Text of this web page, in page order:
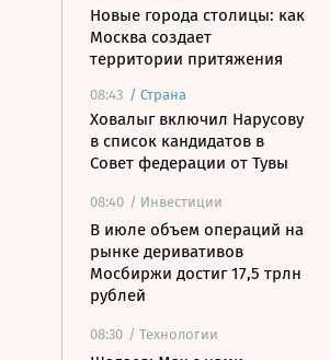
Новые города столицы: как
Москва создает
территории притяжения
08:43 / Страна
Ховалыг включил Нарусову
в список кандидатов в
Совет федерации от Тувы
08:40 / Инвестиции
В июле объем операций на
рынке деривативов
Мосбиржи достиг 17,5 трлн
рублей
08:30 / Технологии